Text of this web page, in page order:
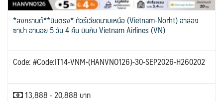
*สงกรานต์**บินตรง* ทัวร์เวียดนามเหนือ (Vietnam-Norht) ฮาลอง
ซาปา ฮานอย 5 วัน 4 คืน บินกับ Vietnam Airlines (VN)
Code: #Code:IT14-VNM-(HANVNO126)-30-SEP2026-H260202
13,888 - 20,888 บาท